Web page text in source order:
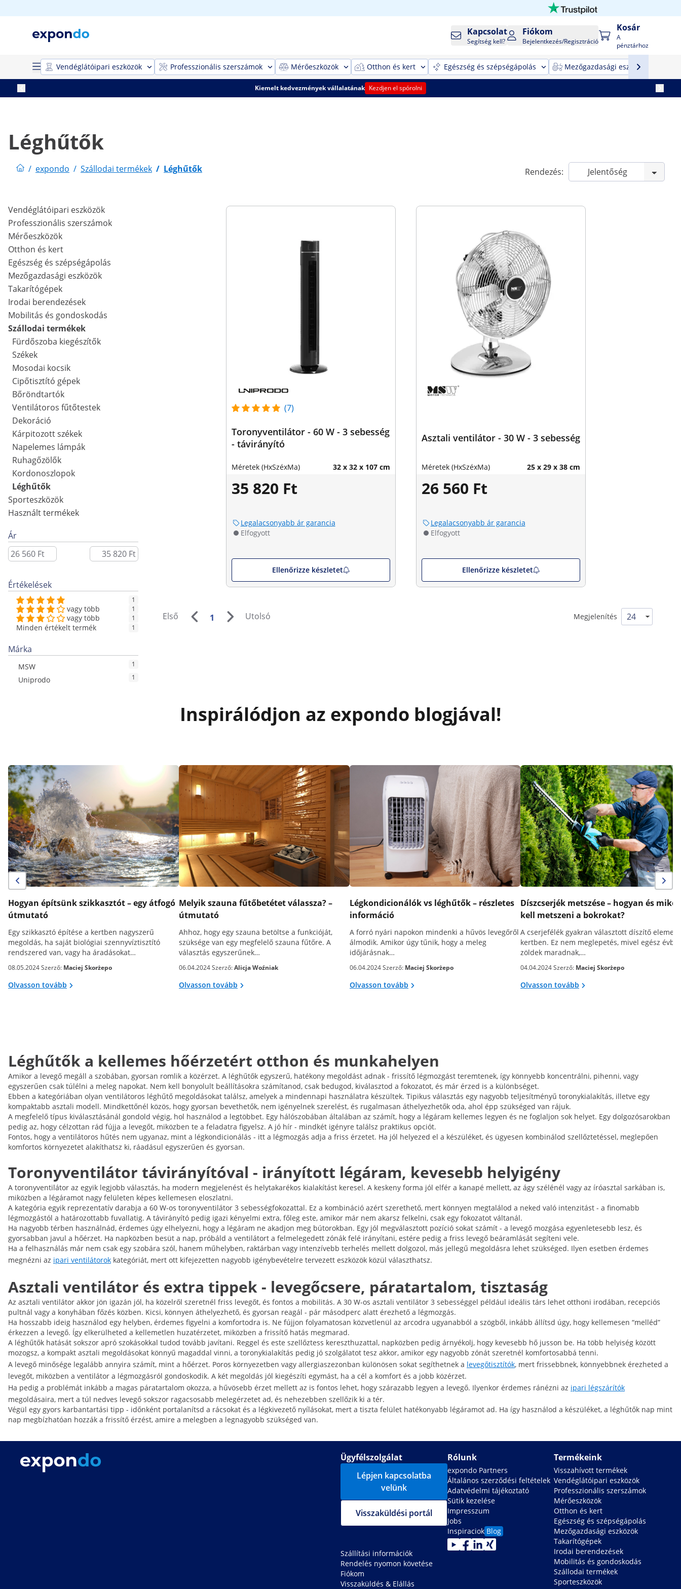
Kapcsolat
Segítség kell?
Fiókom
Bejelentkezés/Regisztráció
Kosár
A
pénztárhoz
Vendéglátóipari eszközök Professzionális szerszámok Mérőeszközök Otthon és kert Egészség és szépségápolás Mezőgazdasági eszközök
Kiemelt kedvezmények vállalatának Kezdjen el spórolni
Léghűtők
/ expondo / Szállodai termékek / Léghűtők Rendezés:
Vendéglátóipari eszközök
Professzionális szerszámok
Mérőeszközök
Otthon és kert
Egészség és szépségápolás
Mezőgazdasági eszközök
Takarítógépek
Irodai berendezések
Mobilitás és gondoskodás
Szállodai termékek
Fürdőszoba kiegészítők
Székek
Mosodai kocsik
Cipőtisztító gépek
Bőröndtartók
Ventilátoros fűtőtestek
Dekoráció
Kárpitozott székek
Napelemes lámpák
Ruhagőzölők
Kordonoszlopok
Léghűtők
Sporteszközök
Használt termékek
Ár
Értékelések
1
vagy több 1
vagy több 1
Minden értékelt termék 1
Márka
MSW 1
Uniprodo 1
(7)
Toronyventilátor - 60 W - 3 sebesség
- távirányító
Méretek (HxSzéxMa) 32 x 32 x 107 cm
35 820 Ft
Legalacsonyabb ár garancia
Elfogyott
Ellenőrizze készletet
Asztali ventilátor - 30 W - 3 sebesség
Méretek (HxSzéxMa) 25 x 29 x 38 cm
26 560 Ft
Legalacsonyabb ár garancia
Elfogyott
Ellenőrizze készletet
Első 1 Utolsó Megjelenítés
Inspirálódjon az expondo blogjával!
Hogyan építsünk szikkasztót – egy átfogó
útmutató
Egy szikkasztó építése a kertben nagyszerű
megoldás, ha saját biológiai szennyvíztisztító
rendszered van, vagy ha áradásokat…
08.05.2024 Szerző: Maciej Skorżepo
Olvasson tovább
Melyik szauna fűtőbetétet válassza? –
útmutató
Ahhoz, hogy egy szauna betöltse a funkcióját,
szüksége van egy megfelelő szauna fűtőre. A
választás egyszerűnek…
06.04.2024 Szerző:Alicja Woźniak
Olvasson tovább
Légkondicionálók vs léghűtők – részletes
információ
A forró nyári napokon mindenki a hűvös levegőről
álmodik. Amikor úgy tűnik, hogy a meleg
időjárásnak…
06.04.2024 Szerző: Maciej Skorżepo
Olvasson tovább
Díszcserjék metszése – hogyan és mikor
kell metszeni a bokrokat?
A cserjefélék gyakran választott díszítő elemek
kertben. Ez nem meglepetés, mivel egész
zöldek maradnak,…
04.04.2024 Szerző: Maciej Skorżepo
Olvasson tovább
Léghűtők a kellemes hőérzetért otthon és munkahelyen
Amikor a levegő megáll a szobában, gyorsan romlik a közérzet. A léghűtők egyszerű, hatékony megoldást adnak - frissítő légmozgást teremtenek, így könnyebb koncentrálni, pihenni, vagy
egyszerűen csak túlélni a meleg napokat. Nem kell bonyolult beállításokra számítanod, csak bedugod, kiválasztod a fokozatot, és már érzed is a különbséget.
Ebben a kategóriában olyan ventilátoros léghűtő megoldásokat találsz, amelyek a mindennapi használatra készültek. Tipikus választás egy nagyobb teljesítményű toronykialakítás, illetve egy
kompaktabb asztali modell. Mindkettőnél közös, hogy gyorsan bevethetők, nem igényelnek szerelést, és rugalmasan áthelyezhetők oda, ahol épp szükséged van rájuk.
A megfelelő típus kiválasztásánál gondold végig, hol használod a legtöbbet. Egy hálószobában általában az számít, hogy a légáram kellemes legyen és ne foglaljon sok helyet. Egy dolgozósarokban
pedig az, hogy célzottan rád fújja a levegőt, miközben te a feladatra figyelsz. A jó hír - mindkét igényre találsz praktikus opciót.
Fontos, hogy a ventilátoros hűtés nem ugyanaz, mint a légkondicionálás - itt a légmozgás adja a friss érzetet. Ha jól helyezed el a készüléket, és ügyesen kombinálod szellőztetéssel, meglepően
komfortos környezetet alakíthatsz ki, ráadásul egyszerűen és gyorsan.
Toronyventilátor távirányítóval - irányított légáram, kevesebb helyigény
A toronyventilátor az egyik legjobb választás, ha modern megjelenést és helytakarékos kialakítást keresel. A keskeny forma jól elfér a kanapé mellett, az ágy szélénél vagy az íróasztal sarkában is,
miközben a légáramot nagy felületen képes kellemesen eloszlatni.
A kategória egyik reprezentatív darabja a 60 W-os toronyventilátor 3 sebességfokozattal. Ez a kombináció azért szerethető, mert könnyen megtalálod a neked való intenzitást - a finomabb
légmozgástól a határozottabb fuvallatig. A távirányító pedig igazi kényelmi extra, főleg este, amikor már nem akarsz felkelni, csak egy fokozatot váltanál.
Ha nagyobb térben használnád, érdemes úgy elhelyezni, hogy a légáram ne akadjon meg bútorokban. Egy jól megválasztott pozíció sokat számít - a levegő mozgása egyenletesebb lesz, és
gyorsabban javul a hőérzet. Ha napközben besüt a nap, próbáld a ventilátort a felmelegedett zónák felé irányítani, estére pedig a friss levegő beáramlását segíteni vele.
Ha a felhasználás már nem csak egy szobára szól, hanem műhelyben, raktárban vagy intenzívebb terhelés mellett dolgozol, más jellegű megoldásra lehet szükséged. Ilyen esetben érdemes
megnézni az ipari ventilátorok kategóriát, mert ott kifejezetten nagyobb igénybevételre tervezett eszközök közül választhatsz.
Asztali ventilátor és extra tippek - levegőcsere, páratartalom, tisztaság
Az asztali ventilátor akkor jön igazán jól, ha közelről szeretnél friss levegőt, és fontos a mobilitás. A 30 W-os asztali ventilátor 3 sebességgel például ideális társ lehet otthoni irodában, recepciós
pultnál vagy a konyhában főzés közben. Kicsi, könnyen áthelyezhető, és gyorsan reagál - pár másodperc alatt érezhető a légmozgás.
Ha hosszabb ideig használod egy helyben, érdemes figyelni a komfortodra is. Ne fújjon folyamatosan közvetlenül az arcodra ugyanabból a szögből, inkább állítsd úgy, hogy kellemesen “melléd”
érkezzen a levegő. Így elkerülheted a kellemetlen huzatérzetet, miközben a frissítő hatás megmarad.
A léghűtők hatását sokszor apró szokásokkal tudod tovább javítani. Reggel és este szellőztess kereszthuzattal, napközben pedig árnyékolj, hogy kevesebb hő jusson be. Ha több helyiség között
mozogsz, a kompakt asztali megoldásokat könnyű magaddal vinni, a toronykialakítás pedig jó szolgálatot tesz akkor, amikor egy nagyobb zónát szeretnél komfortosabbá tenni.
A levegő minősége legalább annyira számít, mint a hőérzet. Poros környezetben vagy allergiaszezonban különösen sokat segíthetnek a levegőtisztítók, mert frissebbnek, könnyebbnek érezheted a
levegőt, miközben a ventilátor a légmozgásról gondoskodik. A két megoldás jól kiegészíti egymást, ha a cél a komfort és a jobb közérzet.
Ha pedig a problémát inkább a magas páratartalom okozza, a hűvösebb érzet mellett az is fontos lehet, hogy szárazabb legyen a levegő. Ilyenkor érdemes ránézni az ipari légszárítók
megoldásaira, mert a túl nedves levegő sokszor ragacsosabb melegérzetet ad, és nehezebben szellőzik ki a tér.
Végül egy gyors karbantartási tipp - időnként portalanítsd a rácsokat és a légkivezető nyílásokat, mert a tiszta felület hatékonyabb légáramot ad. Ha így használod a készüléket, a léghűtők nap mint
nap megbízhatóan hozzák a frissítő érzést, amire a melegben a legnagyobb szükséged van.
Ügyfélszolgálat
Lépjen kapcsolatba
velünk
Visszaküldési portál
Szállítási információk
Rendelés nyomon követése
Fiókom
Visszaküldés & Elállás
Rólunk
expondo Partners
Általános szerződési feltételek
Adatvédelmi tájékoztató
Sütik kezelése
Impresszum
Jobs
Inspiraciok Blog
Termékeink
Visszahívott termékek
Vendéglátóipari eszközök
Professzionális szerszámok
Mérőeszközök
Otthon és kert
Egészség és szépségápolás
Mezőgazdasági eszközök
Takarítógépek
Irodai berendezések
Mobilitás és gondoskodás
Szállodai termékek
Sporteszközök